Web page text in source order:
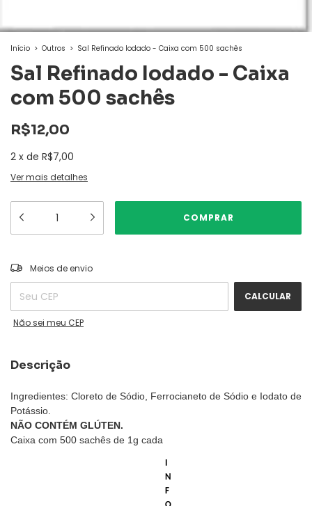
Início > Outros > Sal Refinado Iodado - Caixa com 500 sachês
Sal Refinado Iodado - Caixa
com 500 sachês
R$12,00
2 x de R$7,00
Ver mais detalhes
Entregas para o CEP:
Meios de envio
CALCULAR
Não sei meu CEP
Descrição
Ingredientes: Cloreto de Sódio, Ferrocianeto de Sódio e Iodato de
Potássio.
NÃO CONTÉM GLÚTEN.
Caixa com 500 sachês de 1g cada
N
F